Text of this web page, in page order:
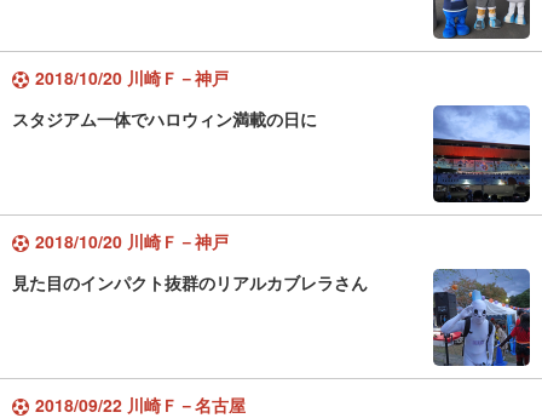
2018/10/20 川崎Ｆ－神戸
スタジアム一体でハロウィン満載の日に
2018/10/20 川崎Ｆ－神戸
見た目のインパクト抜群のリアルカブレラさん
2018/09/22 川崎Ｆ－名古屋